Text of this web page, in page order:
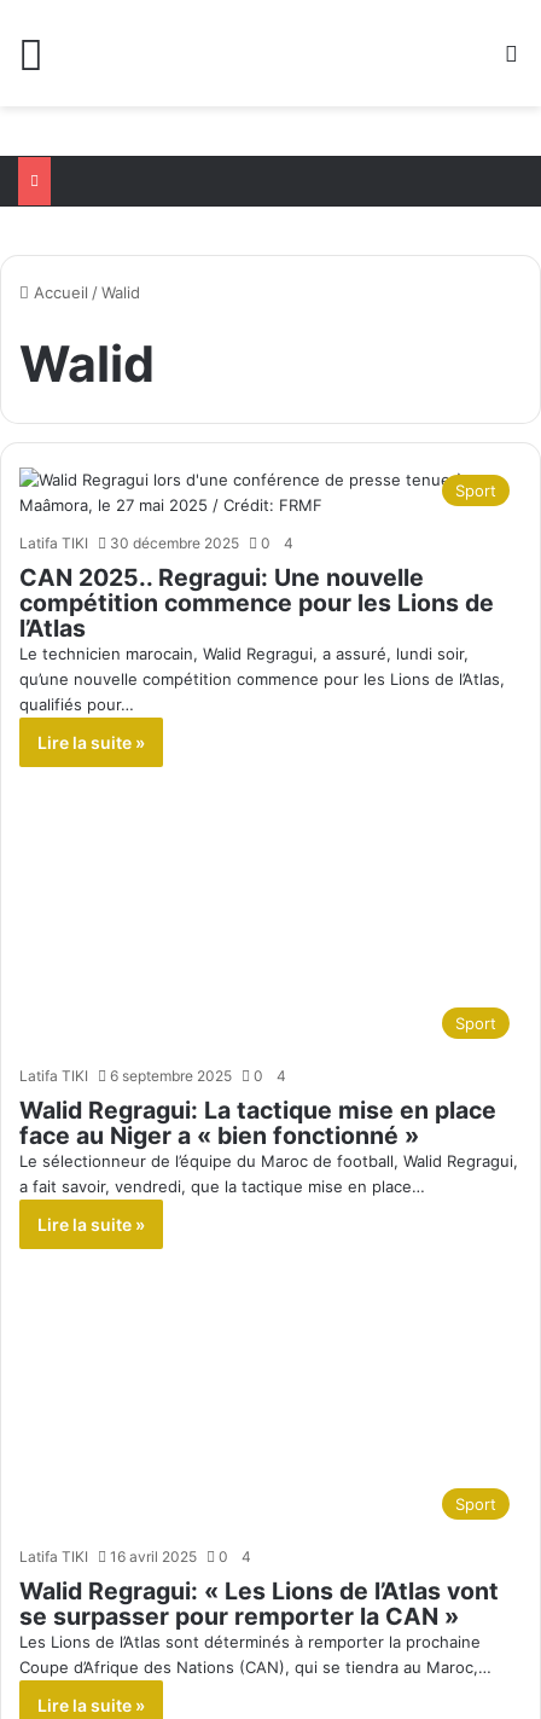
Accueil /Walid
Walid
Sport
Latifa TIKI 30 décembre 2025 0 4
CAN 2025.. Regragui: Une nouvelle
compétition commence pour les Lions de
l’Atlas
Le technicien marocain, Walid Regragui, a assuré, lundi soir,
qu’une nouvelle compétition commence pour les Lions de l’Atlas,
qualifiés pour…
Lire la suite »
Sport
Latifa TIKI 6 septembre 2025 0 4
Walid Regragui: La tactique mise en place
face au Niger a « bien fonctionné »
Le sélectionneur de l’équipe du Maroc de football, Walid Regragui,
a fait savoir, vendredi, que la tactique mise en place…
Lire la suite »
Sport
Latifa TIKI 16 avril 2025 0 4
Walid Regragui: « Les Lions de l’Atlas vont
se surpasser pour remporter la CAN »
Les Lions de l’Atlas sont déterminés à remporter la prochaine
Coupe d’Afrique des Nations (CAN), qui se tiendra au Maroc,…
Lire la suite »